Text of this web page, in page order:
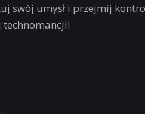
swój umysł i przejmij